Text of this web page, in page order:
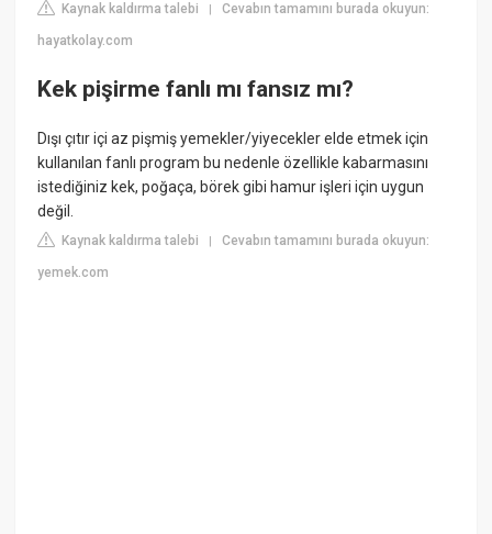
Kaynak kaldırma talebi |Cevabın tamamını burada okuyun:
hayatkolay.com
Kek pişirme fanlı mı fansız mı?
Dışı çıtır içi az pişmiş yemekler/yiyecekler elde etmek için
kullanılan fanlı program bu nedenle özellikle kabarmasını
istediğiniz kek, poğaça, börek gibi hamur işleri için uygun
değil.
Kaynak kaldırma talebi |Cevabın tamamını burada okuyun:
yemek.com